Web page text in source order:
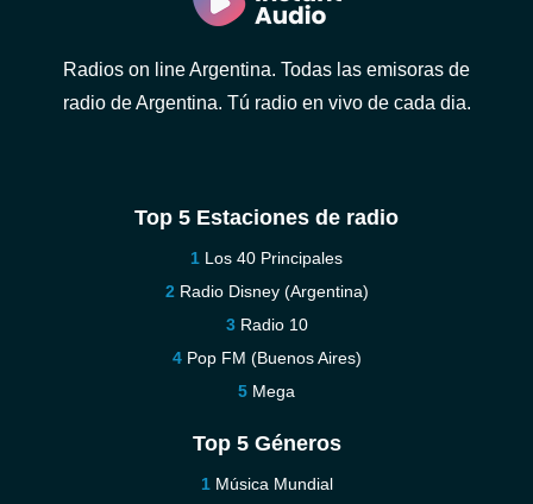
Radios on line Argentina. Todas las emisoras de
radio de Argentina. Tú radio en vivo de cada dia.
Top 5 Estaciones de radio
Los 40 Principales
Radio Disney (Argentina)
Radio 10
Pop FM (Buenos Aires)
Mega
Top 5 Géneros
Música Mundial